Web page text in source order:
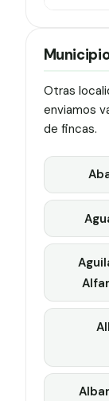
Otras
enviamos
de fincas.